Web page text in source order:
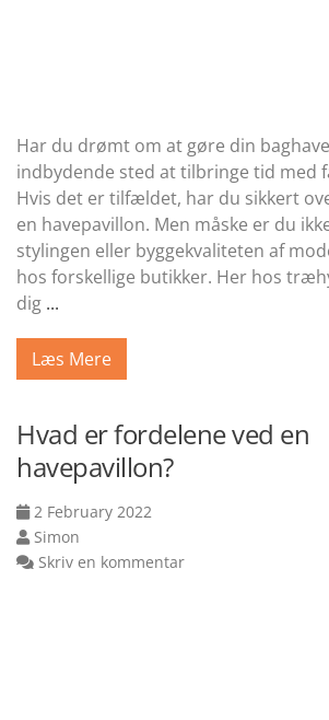
Har du drømt om at gøre din
indbydende sted at tilbringe tid med
Hvis det er tilfældet, har du sikkert
en havepavillon. Men måske er du
stylingen eller byggekvaliteten af
hos forskellige butikker. Her hos
dig ...
Læs Mere
Hvad er fordelene ved en
havepavillon?
2 February 2022
Simon
Skriv en kommentar